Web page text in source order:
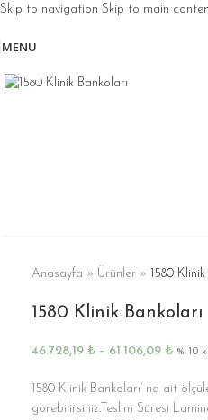
Skip to navigation Skip to main
MENU
Anasayfa » Ürünler » 1580
1580 Klinik Bankoları
46.728,19 ₺ – 61.106,09 ₺ % 10
1580 Klinik Bankoları’ na ait
görebilirsiniz.Teslim Süresi